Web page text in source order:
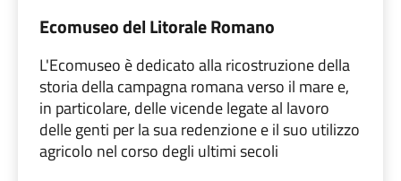
Ecomuseo del Litorale Romano
L'Ecomuseo è dedicato alla ricostruzione della
storia della campagna romana verso il mare e,
in particolare, delle vicende legate al lavoro
delle genti per la sua redenzione e il suo utilizzo
agricolo nel corso degli ultimi secoli